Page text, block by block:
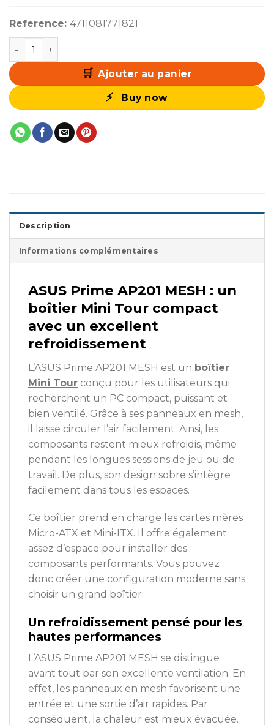
Reference: 4711081771821
quantité de ASUS Prime AP201 MESH
Ajouter au panier
Buy now
Description
Informations complémentaires
ASUS Prime AP201 MESH : un
boîtier Mini Tour compact
avec un excellent
refroidissement
L’ASUS Prime AP201 MESH est un boîtier
Mini Tour conçu pour les utilisateurs qui
recherchent un PC compact, puissant et
bien ventilé. Grâce à ses panneaux en mesh,
il laisse circuler l’air facilement. Ainsi, les
composants restent mieux refroidis, même
pendant les longues sessions de jeu ou de
travail. De plus, son design sobre s’intègre
facilement dans tous les espaces.
Ce boîtier prend en charge les cartes mères
Micro-ATX et Mini-ITX. Il offre également
assez d’espace pour installer des
composants performants. Vous pouvez
donc créer une configuration moderne sans
choisir un grand boîtier.
Un refroidissement pensé pour les
hautes performances
L’ASUS Prime AP201 MESH se distingue
avant tout par son excellente ventilation. En
effet, les panneaux en mesh favorisent une
entrée et une sortie d’air rapides. Par
conséquent, la chaleur est mieux évacuée.